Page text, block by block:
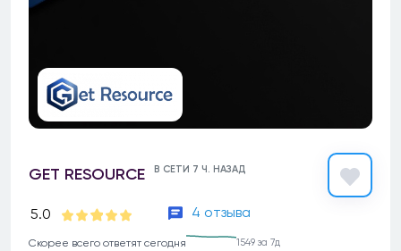
GET RESOURCE В СЕТИ 7 Ч. НАЗАД
5.0 4 отзыва
Скорее всего ответят сегодня 1549 за 7д